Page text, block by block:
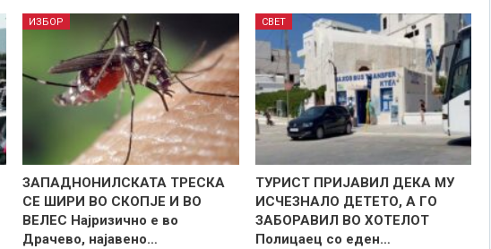
ИЗБОР
ЗАПАДНОНИЛСКАТА ТРЕСКА
СЕ ШИРИ ВО СКОПЈЕ И ВО
ВЕЛЕС Најризично е во
Драчево, најавено…
СВЕТ
ТУРИСТ ПРИЈАВИЛ ДЕКА МУ
ИСЧЕЗНАЛО ДЕТЕТО, А ГО
ЗАБОРАВИЛ ВО ХОТЕЛОТ
Полицаец со еден…